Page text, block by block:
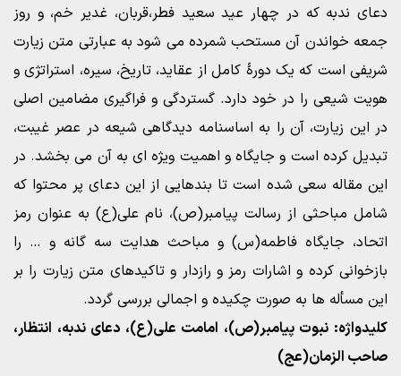
دعای ندبه که در چهار عید سعید فطر،قربان، غدیر خم، و روز
جمعه خواندن آن مستحب شمرده می شود به عبارتی متن زیارت
شریفی است که یک دورۀ کامل از عقاید، تاریخ، سیره، استراتژی و
هویت شیعی را در خود دارد. گستردگی و فراگیری مضامین اصلی
در این زیارت، آن را به اساسنامه دیدگاهی شیعه در عصر غیبت،
تبدیل کرده است و جایگاه و اهمیت ویژه ای به آن می بخشد. در
این مقاله سعی شده است تا بندهایی از این دعای پر محتوا که
شامل مباحثی از رسالت پیامبر(ص)، نام علی(ع) به عنوان رمز
اتحاد، جایگاه فاطمه(س) و مباحث هدایت سه گانه و … را
بازخوانی کرده و اشارات رمز و رازدار و تاکیدهای متن زیارت را بر
این مسأله ها به صورت چکیده و اجمالی بررسی گردد.
کلیدواژه: نبوت پیامبر(ص)، امامت علی(ع)، دعای ندبه، انتظار،
صاحب الزمان(عج)